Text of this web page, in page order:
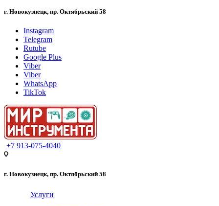
г. Новокузнецк, пр. Октябрьский 58
Instagram
Telegram
Rutube
Google Plus
Viber
Viber
WhatsApp
TikTok
+7 913-075-4040
г. Новокузнецк, пр. Октябрьский 58
Услуги